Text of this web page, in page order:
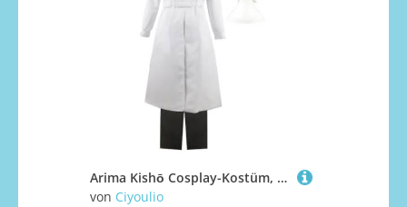
Arima Kishō Cosplay-Kostüm, weißer Mantel, Anime-Kostüme mit Perücken, Halloween-Cosplay-Outfit, Uniform, komplettes Set, Halloween-Party, Karneval, Bühnenaufführung
von Ciyoulio